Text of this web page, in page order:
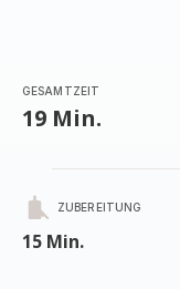
GESAMTZEIT
19 Min.
ZUBEREITUNG
15 Min.